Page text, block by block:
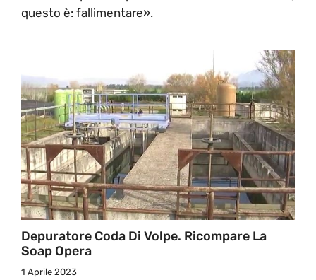
questo è: fallimentare».
Depuratore Coda Di Volpe. Ricompare La
Soap Opera
1 Aprile 2023